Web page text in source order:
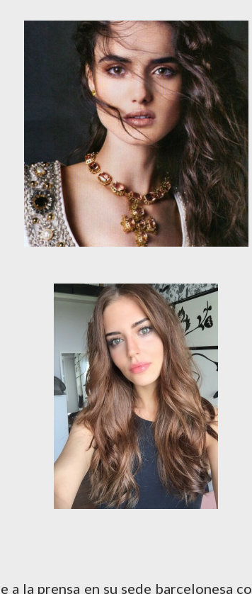
a la prensa en su sede barcelonesa